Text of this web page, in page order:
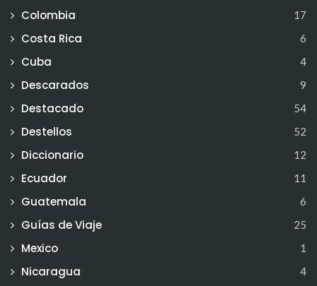
Colombia 17
Costa Rica 6
Cuba 4
Descarados 9
Destacado 54
Destellos 52
Diccionario 12
Ecuador 11
Guatemala 6
Guías de Viaje 25
Mexico 1
Nicaragua 4